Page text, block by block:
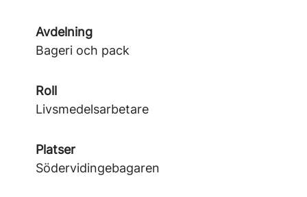
Avdelning
Bageri och pack
Roll
Livsmedelsarbetare
Platser
Södervidingebagaren